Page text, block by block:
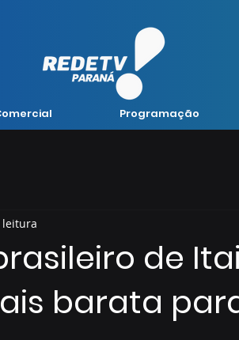
Programação
de
barata
leitura